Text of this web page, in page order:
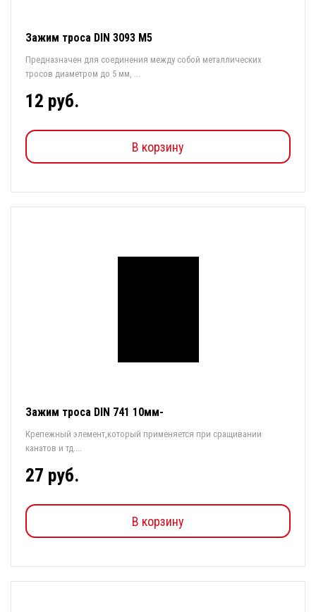
Зажим троса DIN 3093 М5
Предназначен для соединения между собой металлических
тросов диаметром до 5 мм, ...
12 руб.
В корзину
Зажим троса DIN 741 10мм-
Крепежный элемент,который применяется при сращивании
канатов и тд....
27 руб.
В корзину